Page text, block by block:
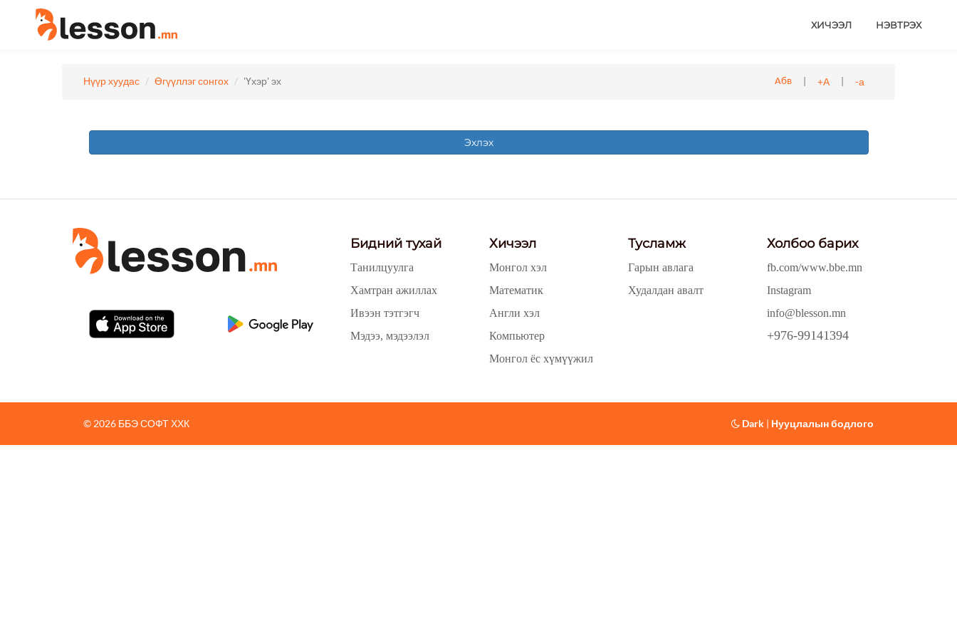
ХИЧЭЭЛ НЭВТРЭХ
Нүүр хуудас Өгүүллэг сонгох 'Үхэр' эх Абв | +А | -а
Эхлэх
Бидний тухай
Танилцуулга
Хамтран ажиллах
Ивээн тэтгэгч
Мэдээ, мэдээлэл
Хичээл
Монгол хэл
Математик
Англи хэл
Компьютер
Монгол ёс хүмүүжил
Тусламж
Гарын авлага
Худалдан авалт
Холбоо барих
fb.com/www.bbe.mn
Instagram
info@blesson.mn
+976-99141394
© 2026 ББЭ СОФТ ХХК Dark | Нууцлалын бодлого